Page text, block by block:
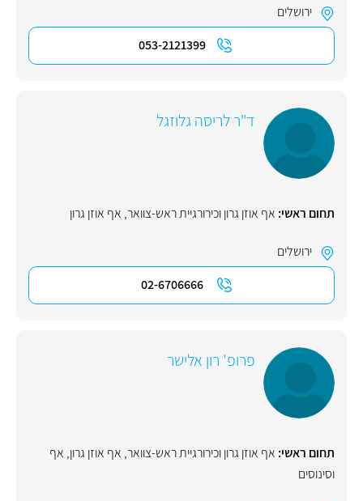
ירושלים
053-2121399
ד"ר לריסה גלוזגל
תחום ראשי: אף אוזן גרון וכירורגיית ראש-צוואר, אף אוזן גרון
ירושלים
02-6706666
פרופ' רון אלישר
תחום ראשי: אף אוזן גרון וכירורגיית ראש-צוואר, אף אוזן גרון, אף
וסינוסים